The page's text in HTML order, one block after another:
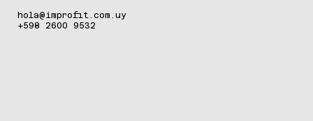
hola@improfit.com.uy
+598 2600 9532